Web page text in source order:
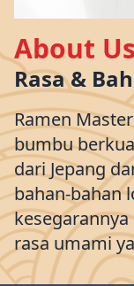
About Us
Rasa &
Ramen
bumbu
dari Jepang
bahan-bahan
rasa umami